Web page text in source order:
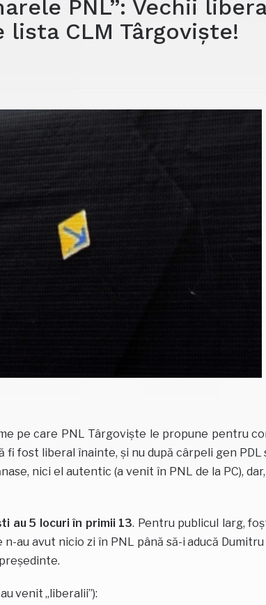
PNL”: Vechii
lista CLM Târgoviște!
pe care PNL Târgoviște le propune pentru
fost liberal înainte, și nu după cârpeli gen PDL
nici el autentic (a venit în PNL de la PC),
au 5 locuri în primii 13. Pentru publicul larg,
au avut nicio zi în PNL până să-i aducă Dumitru
venit „liberalii”):